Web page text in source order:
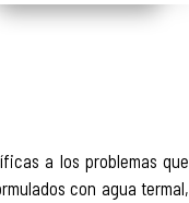
a los problemas que
con agua termal,